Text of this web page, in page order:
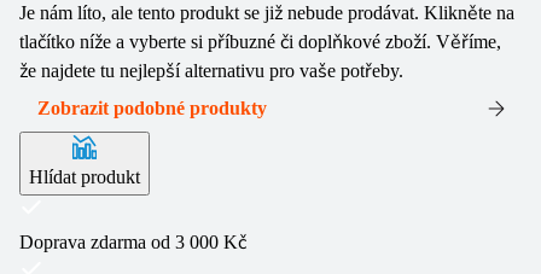
Je nám líto, ale tento produkt se již nebude prodávat. Klikněte na
tlačítko níže a vyberte si příbuzné či doplňkové zboží. Věříme,
že najdete tu nejlepší alternativu pro vaše potřeby.
Zobrazit podobné produkty
Hlídat produkt
Doprava zdarma od 3 000 Kč